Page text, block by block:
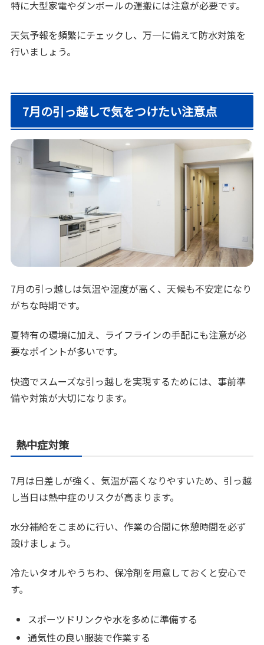
特に大型家電やダンボールの運搬には注意が必要です。
天気予報を頻繁にチェックし、万一に備えて防水対策を
行いましょう。
7月の引っ越しで気をつけたい注意点
7月の引っ越しは気温や湿度が高く、天候も不安定になり
がちな時期です。
夏特有の環境に加え、ライフラインの手配にも注意が必
要なポイントが多いです。
快適でスムーズな引っ越しを実現するためには、事前準
備や対策が大切になります。
熱中症対策
7月は日差しが強く、気温が高くなりやすいため、引っ越
し当日は熱中症のリスクが高まります。
水分補給をこまめに行い、作業の合間に休憩時間を必ず
設けましょう。
冷たいタオルやうちわ、保冷剤を用意しておくと安心で
す。
スポーツドリンクや水を多めに準備する
通気性の良い服装で作業する